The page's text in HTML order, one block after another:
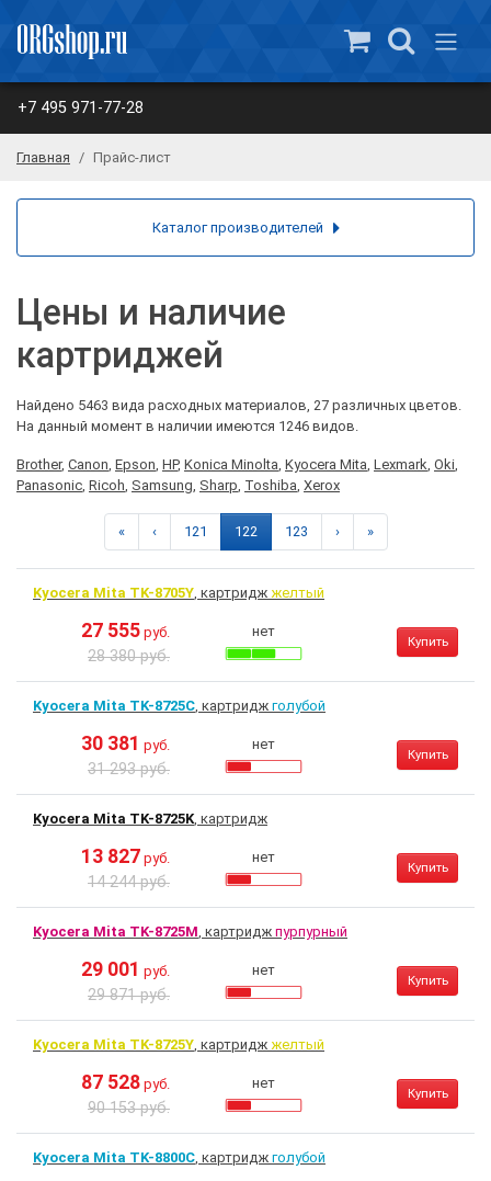
+7 495 971-77-28
Главная Прайс-лист
Цены и наличие
картриджей
Найдено 5463 вида расходных материалов, 27 различных цветов.
На данный момент в наличии имеются 1246 видов.
Brother, Canon, Epson, HP, Konica Minolta, Kyocera Mita, Lexmark, Oki,
Panasonic, Ricoh, Samsung, Sharp, Toshiba, Xerox
« ‹ 121 122 123 › »
Kyocera Mita TK-8705Y, картридж желтый
27 555 руб.
28 380 руб.
нет
Купить
Kyocera Mita TK-8725C, картридж голубой
30 381 руб.
31 293 руб.
нет
Купить
Kyocera Mita TK-8725K, картридж
13 827 руб.
14 244 руб.
нет
Купить
Kyocera Mita TK-8725M, картридж пурпурный
29 001 руб.
29 871 руб.
нет
Купить
Kyocera Mita TK-8725Y, картридж желтый
87 528 руб.
90 153 руб.
нет
Купить
Kyocera Mita TK-8800C, картридж голубой